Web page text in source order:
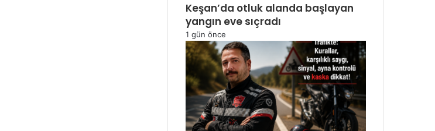
Keşan’da otluk alanda başlayan
yangın eve sıçradı
1 gün önce